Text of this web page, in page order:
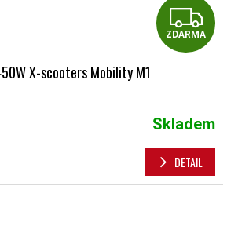
ZDARMA
X-scooters Mobility M1
Skladem
DETAIL